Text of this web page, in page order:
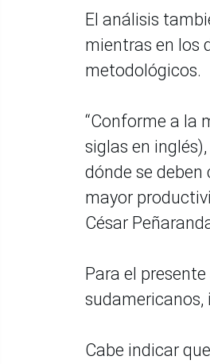
El análisis
mientras en los
metodológicos.
“Conforme a la
siglas en
dónde se
mayor
César
Para el
sudamericanos,
Cabe indicar